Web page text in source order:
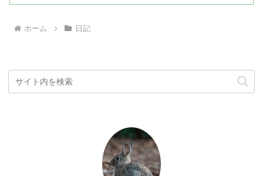
ホーム 日記